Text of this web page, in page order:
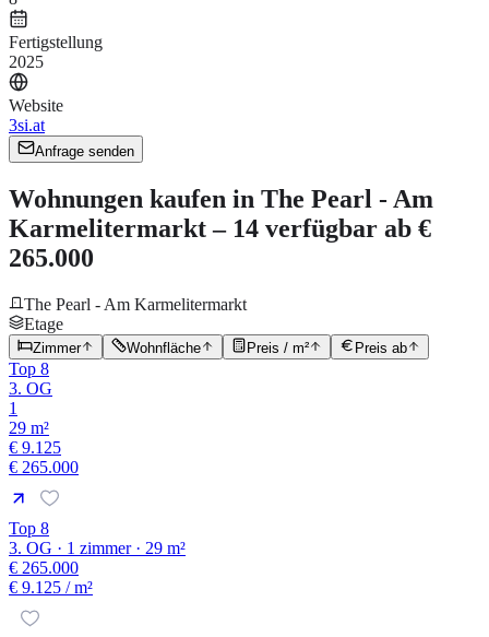
Fertigstellung
2025
Website
3si.at
Anfrage senden
Wohnungen kaufen in The Pearl - Am
Karmelitermarkt – 14 verfügbar ab €
265.000
The Pearl - Am Karmelitermarkt
Etage
Zimmer Wohnfläche Preis / m² Preis ab
Top 8
3. OG
1
29 m²
€ 9.125
€ 265.000
Top 8
3. OG · 1 zimmer · 29 m²
€ 265.000
€ 9.125 / m²